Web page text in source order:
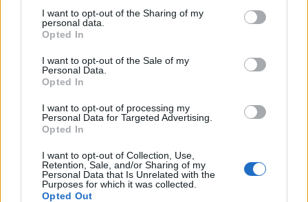
not limited to your visit or usage behaviour. You may click to
grant or deny consent to Google and its third-party tags to
use your data for below specified purposes in below Google
consent section.
I want to opt-out of the Sharing of my
personal data.
Opted In
I want to opt-out of the Sale of my
Personal Data.
Opted In
I want to opt-out of processing my
Personal Data for Targeted Advertising.
Opted In
I want to opt-out of Collection, Use,
Retention, Sale, and/or Sharing of my
Personal Data that Is Unrelated with the
Purposes for which it was collected.
Opted Out
εκατ. ευρώ και αύξηση
κερδών 57% - Τα νέα
στοιχήματα σε low & non
alcohol
Χρηματοοικονομικός
σύμβουλος της ΔΕΗ για την
είσοδο στην πολωνική